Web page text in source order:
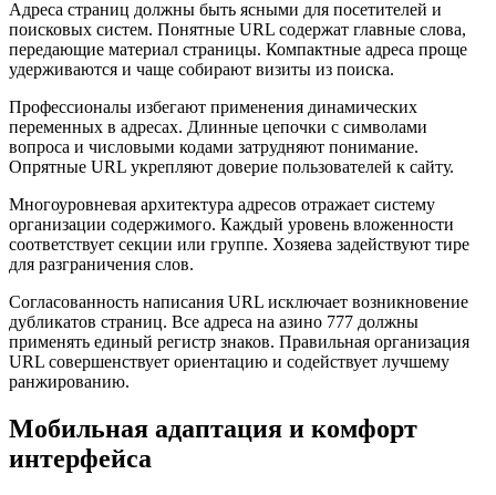
Адреса страниц должны быть ясными для посетителей и
поисковых систем. Понятные URL содержат главные слова,
передающие материал страницы. Компактные адреса проще
удерживаются и чаще собирают визиты из поиска.
Профессионалы избегают применения динамических
переменных в адресах. Длинные цепочки с символами
вопроса и числовыми кодами затрудняют понимание.
Опрятные URL укрепляют доверие пользователей к сайту.
Многоуровневая архитектура адресов отражает систему
организации содержимого. Каждый уровень вложенности
соответствует секции или группе. Хозяева задействуют тире
для разграничения слов.
Согласованность написания URL исключает возникновение
дубликатов страниц. Все адреса на азино 777 должны
применять единый регистр знаков. Правильная организация
URL совершенствует ориентацию и содействует лучшему
ранжированию.
Мобильная адаптация и комфорт
интерфейса